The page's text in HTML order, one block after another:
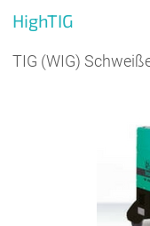
HighTIG
TIG (WIG)